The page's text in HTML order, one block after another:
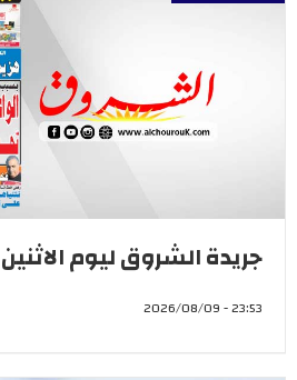
جريدة الشروق ليوم الاثنين 10 أوت 2026
23:53 - 2026/08/09